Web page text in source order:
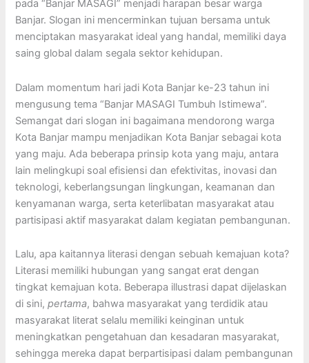
pada “Banjar MASAGI” menjadi harapan besar warga
Banjar. Slogan ini mencerminkan tujuan bersama untuk
menciptakan masyarakat ideal yang handal, memiliki daya
saing global dalam segala sektor kehidupan.
Dalam momentum hari jadi Kota Banjar ke-23 tahun ini
mengusung tema “Banjar MASAGI Tumbuh Istimewa”.
Semangat dari slogan ini bagaimana mendorong warga
Kota Banjar mampu menjadikan Kota Banjar sebagai kota
yang maju. Ada beberapa prinsip kota yang maju, antara
lain melingkupi soal efisiensi dan efektivitas, inovasi dan
teknologi, keberlangsungan lingkungan, keamanan dan
kenyamanan warga, serta keterlibatan masyarakat atau
partisipasi aktif masyarakat dalam kegiatan pembangunan.
Lalu, apa kaitannya literasi dengan sebuah kemajuan kota?
Literasi memiliki hubungan yang sangat erat dengan
tingkat kemajuan kota. Beberapa illustrasi dapat dijelaskan
di sini,pertama, bahwa masyarakat yang terdidik atau
masyarakat literat selalu memiliki keinginan untuk
meningkatkan pengetahuan dan kesadaran masyarakat,
sehingga mereka dapat berpartisipasi dalam pembangunan